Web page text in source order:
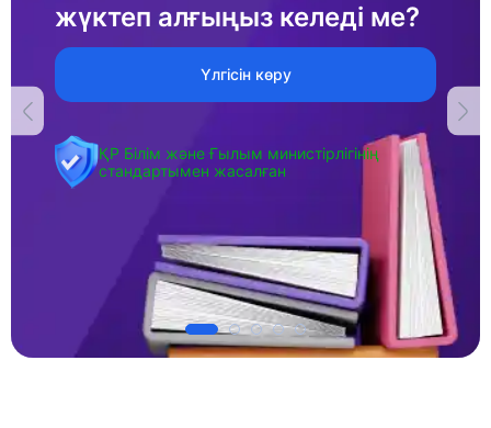
жүктеп алғыңыз келеді ме?
Үлгісін көру
ҚР Білім және Ғылым министірлігінің
стандартымен жасалған